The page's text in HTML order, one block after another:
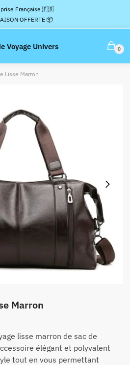
Française 🇫🇷
OFFERTE 📦
Voyage Univers 0
Lisse Marron
Marron
lisse marron de sac de
élégant et polyvalent
tout en vous permettant